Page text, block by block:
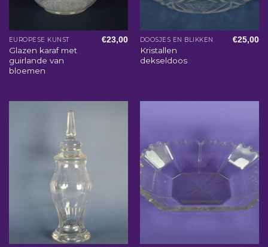
EUROPESE KUNST
Glazen karaf met
guirlande van
bloemen
€23,00 DOOSJES EN BLIKKEN
Kristallen
dekseldoos
€25,00